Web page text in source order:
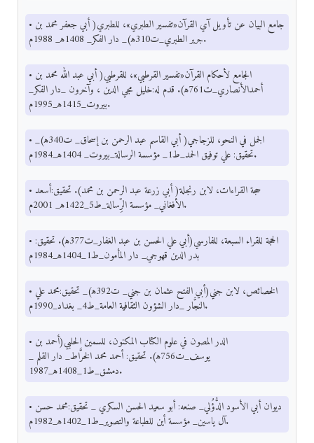
• جامع البيان عن تأويل آي القرآن«تفسير الطبري»، للطبري( أبي جعفر محمد بن
جرير الطبري_ت310ﻫ)_ دار الفكر_ 1408ﻫ_ 1988م.
• الجامع لأحكام القرآن«تفسير القرطبي»، للقرطبي( أبي عبد الله محمد بن
أحمدالأنصاري_ت761ﻫ). قدم له:خليل مجي الدين ، وآخرون _دار الفكر_
بيروت_1415ﻫ_1995م.
• الجمل في النحو، للزجاجي( أبي القاسم عبد الرحمن بن إسحاق_ ت340ﻫ)_
تحقيق: علي توفيق الحمد_ط1_ مؤسسة الرسالة_بيروت_ 1404ﻫ_1984م.
• حجة القراءات، لابن رنجلة( أبي زرعة عبد الرحمن بن محمد). تحقيق:أسعد
الأفغاني_ مؤسسة الرِّسالة_ط5_1422ﻫ_ 2001م.
• الحجة للقراء السبعة، للفارسي(أبي علي الحسن بن عبد الغفار_ت377ﻫ). تحقيق:
بدر الدين قهوجي_ دار المأمون_ط1_1404ﻫ_1984م
• الخصائص، لابن جني(أبي الفتح عثمان بن جني_ ت392ﻫ)_ تحقيق:محمد علي
النجَّار _دار الشؤون الثقافية العامة_ط4_ بغداد_1990م.
• الدر المصون في علوم الكتاب المكنون، للسمين الحلبي(أحمد بن
يوسف_ت756ﻫ). تحقيق: أحمد محمد الخرَّاط_ دار القلم _
دمشق_ط1_1408ﻫ_1987.
• ديوان أبي الأسود الدُّؤُلي_ صنعه: أبو سعيد الحسن السكري _ تحقيق:محمد حسن
آل ياسين_ مؤسسة أين للطباعة والتصوير_ط1_1402ﻫ_1982م.